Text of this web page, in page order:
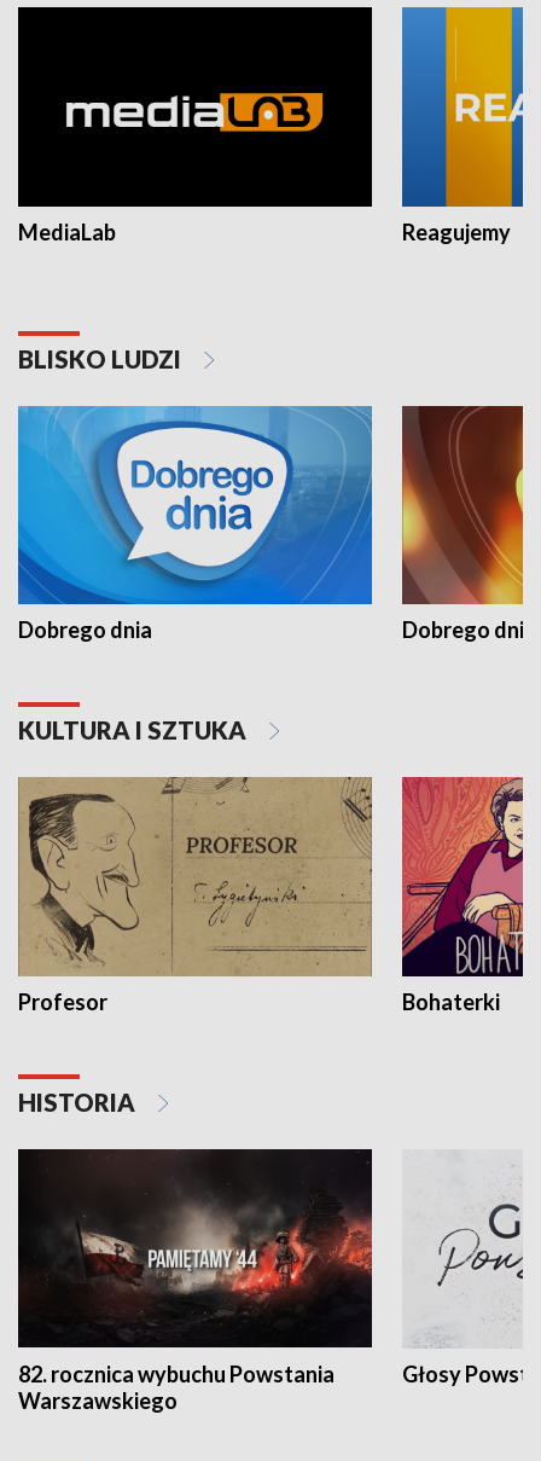
MediaLab Reagujemy
BLISKO LUDZI
Dobrego dnia Dobrego dnia
KULTURA I SZTUKA
Profesor Bohaterki
HISTORIA
82. rocznica wybuchu Powstania
Warszawskiego
Głosy